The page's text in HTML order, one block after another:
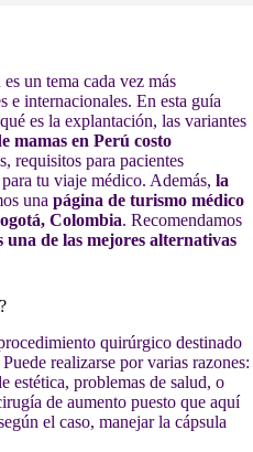
es un tema cada vez más
e internacionales. En esta guía
es la explantación, las variantes
mamas en Perú costo
requisitos para pacientes
tu viaje médico. Además, la
una página de turismo médico
Colombia. Recomendamos
una de las mejores alternativas
quirúrgico destinado
Puede realizarse por varias razones:
estética, problemas de salud, o
de aumento puesto que aquí
el caso, manejar la cápsula